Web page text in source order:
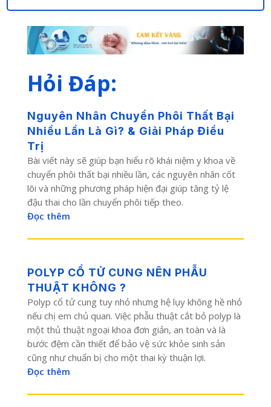
Hỏi Đáp:
Nguyên Nhân Chuyển Phôi Thất Bại
Nhiều Lần Là Gì? & Giải Pháp Điều
Trị
Bài viết này sẽ giúp bạn hiểu rõ khái niệm y khoa về
chuyển phôi thất bại nhiều lần, các nguyên nhân cốt
lõi và những phương pháp hiện đại giúp tăng tỷ lệ
đậu thai cho lần chuyển phôi tiếp theo.
Đọc thêm
POLYP CỔ TỬ CUNG NÊN PHẪU
THUẬT KHÔNG ?
Polyp cổ tử cung tuy nhỏ nhưng hệ lụy không hề nhỏ
nếu chị em chủ quan. Việc phẫu thuật cắt bỏ polyp là
một thủ thuật ngoại khoa đơn giản, an toàn và là
bước đệm cần thiết để bảo vệ sức khỏe sinh sản
cũng như chuẩn bị cho một thai kỳ thuận lợi.
Đọc thêm